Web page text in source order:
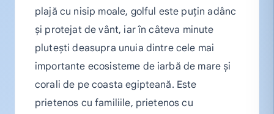
plajă cu nisip moale, golful este puțin adânc
și protejat de vânt, iar în câteva minute
plutești deasupra unuia dintre cele mai
importante ecosisteme de iarbă de mare și
corali de pe coasta egipteană. Este
prietenos cu familiile, prietenos cu